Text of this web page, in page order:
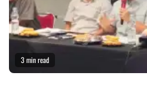
3 min read